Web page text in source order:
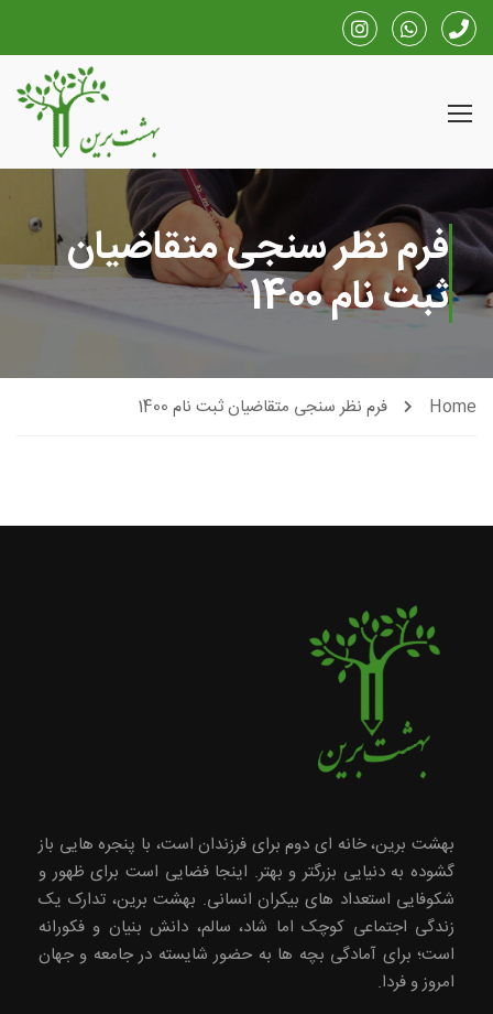
فرم نظر سنجی متقاضیان
ثبت نام 1400
Home فرم نظر سنجی متقاضیان ثبت نام 1400
بهشت برین، خانه ای دوم برای فرزندان است، با پنجره هایی باز
گشوده به دنیایی بزرگتر و بهتر. اینجا فضایی است برای ظهور و
شکوفایی استعداد های بیکران انسانی. بهشت برین، تدارک یک
زندگی اجتماعی کوچک اما شاد، سالم، دانش بنیان و فکورانه
است؛ برای آمادگی بچه ها به حضور شایسته در جامعه و جهان
امروز و فردا.